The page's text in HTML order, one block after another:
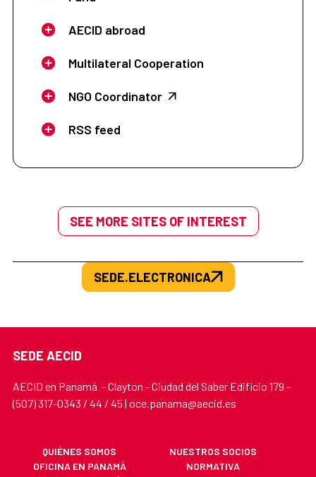
AECID abroad
Multilateral Cooperation
NGO Coordinator
RSS feed
SEE MORE SITES OF INTEREST
SEDE.ELECTRONICA
SEDE AECID
AECID en Panamá - Clayton - Ciudad del Saber Edificio 179 -
(507) 317-0343 / 44 / 45 | oce.panama@aecid.es
QUIÉNES SOMOS
NUESTROS SOCIOS
OFICINA EN PANAMÁ
NORMATIVA